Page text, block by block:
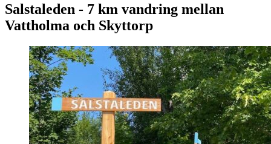
Salstaleden - 7 km vandring mellan
Vattholma och Skyttorp